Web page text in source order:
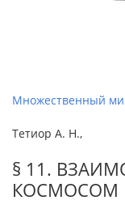
Множественный
Тетиор А. Н.,
§ 11.
КОСМОСОМ